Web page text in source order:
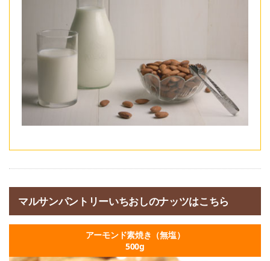
マルサンパントリーいちおしのナッツはこちら
アーモンド素焼き（無塩）
500g